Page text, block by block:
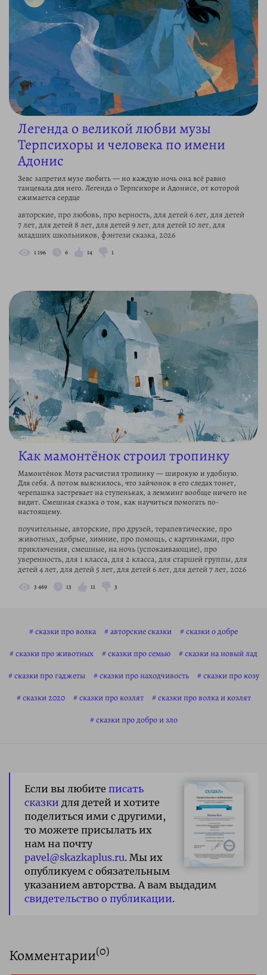
Легенда о великой любви музы
Терпсихоры и человека по имени
Адонис
Зевс запретил музе любить — но каждую ночь она всё равно
танцевала для него. Легенда о Терпсихоре и Адонисе, от которой
сжимается сердце
авторские, про любовь, про верность, для детей 6 лет, для детей
7 лет, для детей 8 лет, для детей 9 лет, для детей 10 лет, для
младших школьников, фэнтези сказка, 2026
1 196 6 14 1
Как мамонтёнок строил тропинку
Мамонтёнок Мотя расчистил тропинку — широкую и удобную.
Для себя. А потом выяснилось, что зайчонок в его следах тонет,
черепашка застревает на ступеньках, а лемминг вообще ничего не
видит. Смешная сказка о том, как научиться помогать по-
настоящему.
поучительные, авторские, про друзей, терапевтические, про
животных, добрые, зимние, про помощь, с картинками, про
приключения, смешные, на ночь (успокаивающие), про
уверенность, для 1 класса, для 2 класса, для старшей группы, для
детей 4 лет, для детей 5 лет, для детей 6 лет, для детей 7 лет, 2026
3 469 13 11 3
сказки про волка авторские сказки
сказки о добре
сказки про животных
сказки про семью
сказки на новый лад
сказки про гаджеты
сказки про находчивость
сказки про козу
сказки 2020
сказки про козлят
сказки про волка и козлят
сказки про добро и зло
Если вы любите писать
сказки для детей и хотите
поделиться ими с другими,
то можете присылать их
нам на почту
pavel@skazkaplus.ru. Мы их
опубликуем с обязательным
указанием авторства. А вам выдадим
свидетельство о публикации.
Комментарии(0)